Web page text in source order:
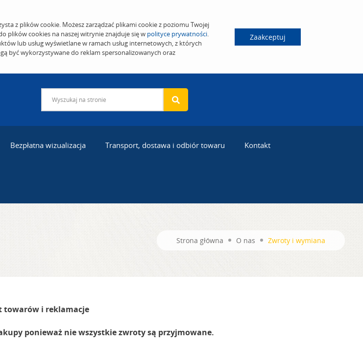
z plików cookie. Możesz zarządzać plikami cookie z poziomu Twojej
plików cookies na naszej witrynie znajduje się w polityce prywatności.
lub usług wyświetlane w ramach usług internetowych, z których
być wykorzystywane do reklam spersonalizowanych oraz
Zaakceptuj
Bezpłatna wizualizacja Transport, dostawa i odbiór towaru Kontakt
Strona główna O nas Zwroty i wymiana
towarów i reklamacje
ponieważ nie wszystkie zwroty są przyjmowane.